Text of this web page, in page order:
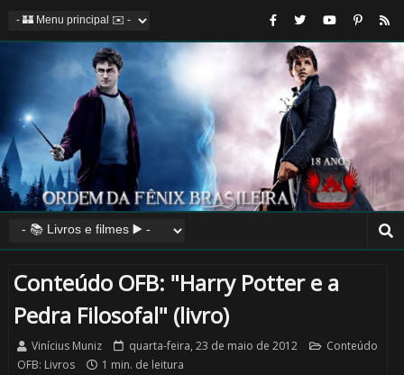
Conteúdo OFB: "Harry Potter e a
Pedra Filosofal" (livro)
Vinícius Muniz quarta-feira, 23 de maio de 2012
Conteúdo
OFB: Livros
1 min. de leitura